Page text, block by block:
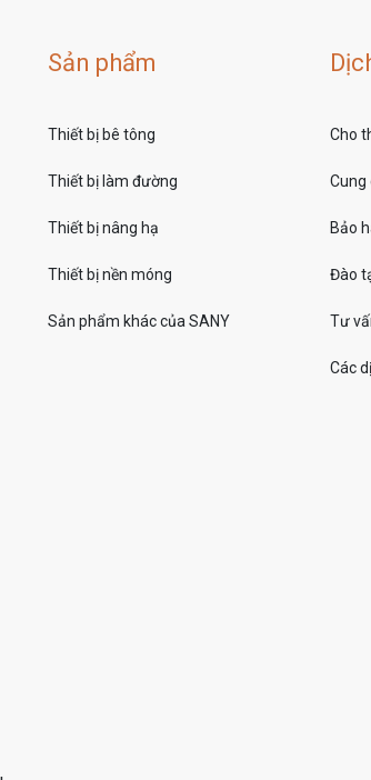
Sản phẩm
Thiết bị bê tông
Thiết bị làm đường
Thiết bị nâng hạ
Thiết bị nền móng
Sản phẩm khác của SANY
Cho
Cung
Bảo
Đào
Tư
Các